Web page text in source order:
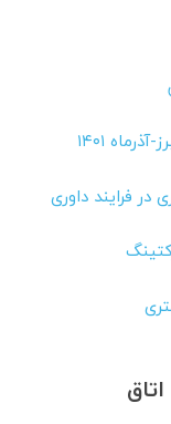
۱۴۰۱
فرایند داوری